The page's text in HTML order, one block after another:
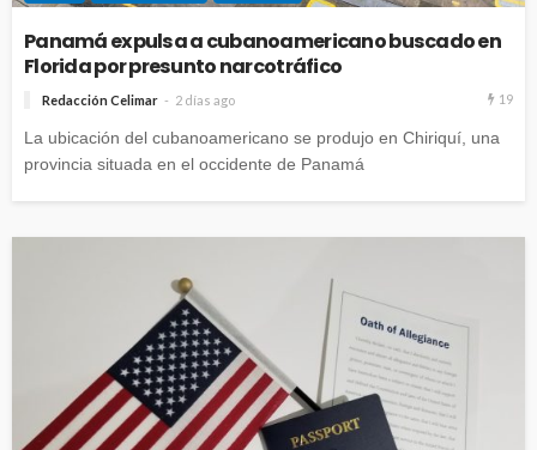
Panamá expulsa a cubanoamericano buscado en
Florida por presunto narcotráfico
Redacción Celimar 2 días ago 19
La ubicación del cubanoamericano se produjo en Chiriquí, una
provincia situada en el occidente de Panamá